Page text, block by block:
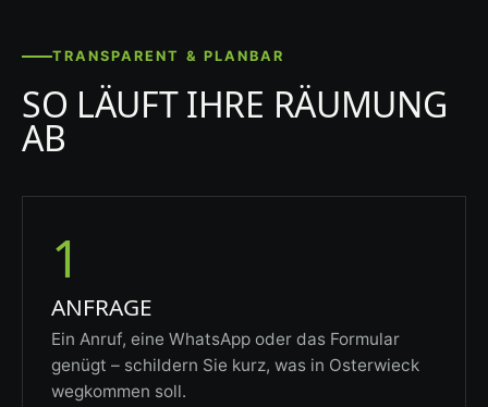
TRANSPARENT & PLANBAR
SO LÄUFT IHRE RÄUMUNG
AB
1
ANFRAGE
Ein Anruf, eine WhatsApp oder das Formular
genügt – schildern Sie kurz, was in Osterwieck
wegkommen soll.